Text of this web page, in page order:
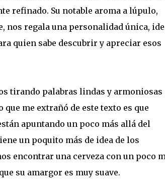
refinado. Su notable aroma a lúpulo,
nos regala una personalidad única,
quien sabe descubrir y apreciar esos
tirando palabras lindas y armoniosas
me extrañó de este texto es que
apuntando un poco más allá del
un poquito más de idea de los
encontrar una cerveza con un poco
su amargor es muy suave.